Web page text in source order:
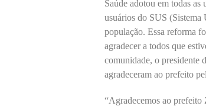
Saúde adotou em todas as
usuários do SUS (Sistema
população. Essa reforma
agradecer a todos que
comunidade, o presidente
agradeceram ao prefeito
“Agradecemos ao prefeito